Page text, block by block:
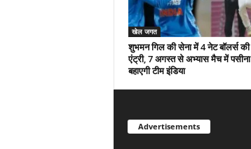
खेल जगत
शुभमन गिल की सेना में 4 नेट बॉलर्स की
एंट्री, 7 अगस्त से अभ्यास मैच में पसीना
बहाएगी टीम इंडिया
Advertisements